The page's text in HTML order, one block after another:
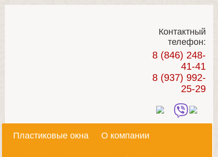
Контактный
телефон:
8 (846) 248-
41-41
8 (937) 992-
25-29
Пластиковые окна О компании